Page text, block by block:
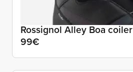
Rossignol Alley Boa coiler
99€